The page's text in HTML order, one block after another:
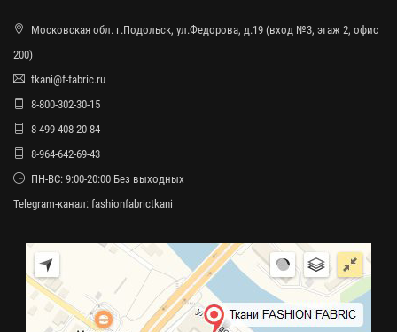
Московская обл. г.Подольск, ул.Федорова, д.19 (вход №3, этаж 2, офис
200)
tkani@f-fabric.ru
8-800-302-30-15
8-499-408-20-84
8-964-642-69-43
ПН-ВС: 9:00-20:00 Без выходных
Telegram-канал: fashionfabrictkani